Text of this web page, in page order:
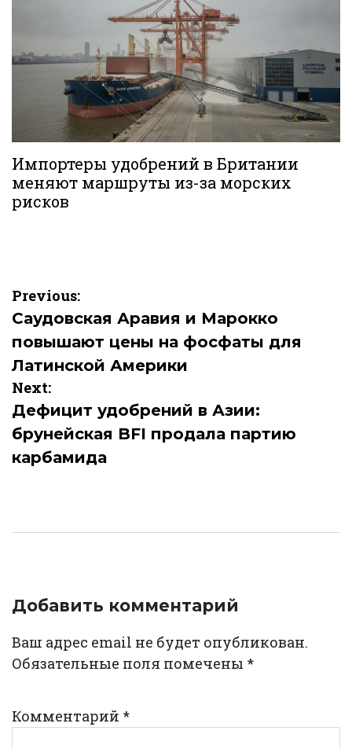
Импортеры удобрений в Британии
меняют маршруты из-за морских
рисков
Навигация
по
записям
Previous:
Саудовская Аравия и Марокко
повышают цены на фосфаты для
Латинской Америки
Next:
Дефицит удобрений в Азии:
брунейская BFI продала партию
карбамида
Добавить комментарий
Ваш адрес email не будет опубликован.
Обязательные поля помечены *
Комментарий *